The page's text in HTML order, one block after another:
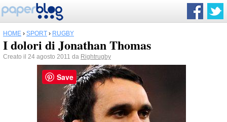
HOME › SPORT › RUGBY
I dolori di Jonathan Thomas
Creato il 24 agosto 2011 da Rightrugby
Save